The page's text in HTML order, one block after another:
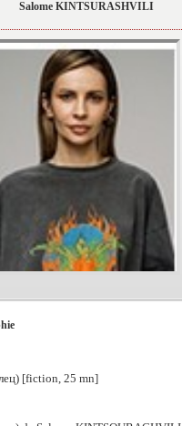
Salome KINTSURASHVILI
[fiction, 25 mn]